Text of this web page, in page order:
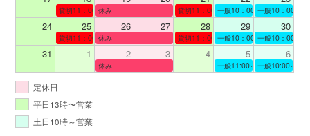
貸切11：00～12：00
休み 貸切11：00～13：00一般10：00～19：00
一般10：00～
24 25 26 27 28 29 30
貸切11：00～13：00
休み 貸切11：00～12：00一般10：00～19：00
一般10：00～
31 1 2 3 4 5 6
休み 一般11:00～19:00一般10:00～
定休日
平日13時〜営業
土日10時～営業